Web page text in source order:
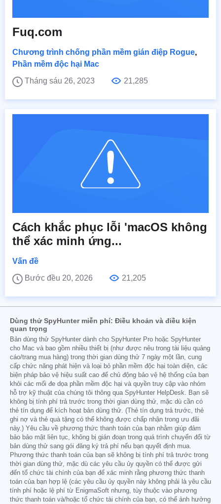
Fuq.com
Chương trình chống phần mềm gián điệp Rogue,
Phần mềm độc hại Mac
Tháng sáu 26, 2023
21,285
Cách khắc phục lỗi 'macOS không
thể xác minh ứng...
Vấn đề
Bước đều 20, 2026
21,205
Dùng thử SpyHunter miễn phí: Điều khoản và điều kiện
quan trọng
Bản dùng thử SpyHunter dành cho SpyHunter Pro hoặc SpyHunter
cho Mac và bao gồm nhiều thiết bị (như được nêu trong tài liệu quảng
cáo/trang mua hàng) trong thời gian dùng thử 7 ngày một lần, cung
cấp chức năng phát hiện và loại bỏ phần mềm độc hại toàn diện, các
biện pháp bảo vệ hiệu suất cao để chủ động bảo vệ hệ thống của bạn
khỏi các mối đe dọa phần mềm độc hại và quyền truy cập vào nhóm
hỗ trợ kỹ thuật của chúng tôi thông qua SpyHunter HelpDesk. Bạn sẽ
không bị tính phí trả trước trong thời gian dùng thử, mặc dù cần có
thẻ tín dụng để kích hoạt bản dùng thử. (Thẻ tín dụng trả trước, thẻ
ghi nợ và thẻ quà tặng có thể không được chấp nhận trong ưu đãi
này.) Yêu cầu về phương thức thanh toán của bạn nhằm giúp đảm
bảo bảo mật liên tục, không bị gián đoạn trong quá trình chuyển đổi từ
bản dùng thử sang gói đăng ký trả phí nếu bạn quyết định mua.
Phương thức thanh toán của bạn sẽ không bị tính phí trả trước trong
thời gian dùng thử, mặc dù các yêu cầu ủy quyền có thể được gửi
đến tổ chức tài chính của bạn để xác minh rằng phương thức thanh
toán của bạn hợp lệ (các yêu cầu ủy quyền này không phải là yêu cầu
tính phí hoặc lệ phí từ EnigmaSoft nhưng, tùy thuộc vào phương
thức thanh toán và/hoặc tổ chức tài chính của bạn, có thể ảnh hưởng